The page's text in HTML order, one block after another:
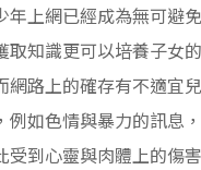
年上網已經成為無可避
取知識更可以培養子女
網路上的確存有不適宜
例如色情與暴力的訊息
受到心靈與肉體上的傷